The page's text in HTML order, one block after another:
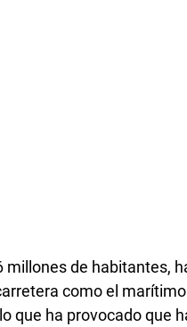
millones de habitantes,
como el
que ha provocado que